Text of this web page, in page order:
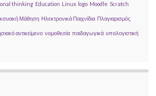
thinking Education Linux logo Moodle Scratch
Μάθηση Ηλεκτρονικά Παιχνίδια Πλαγιαρισμός
αντικείμενο νομοθεσία παιδαγωγικά υπολογιστική